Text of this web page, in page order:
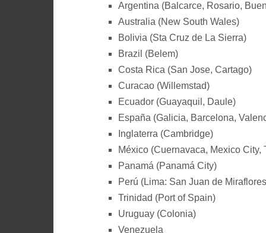
Argentina (Balcarce, Rosario,
Australia (New South Wales)
Bolivia (Sta Cruz de La Sierra)
Brazil (Belem)
Costa Rica (San Jose, Cartago)
Curacao (Willemstad)
Ecuador (Guayaquil, Daule)
España (Galicia, Barcelona,
Inglaterra (Cambridge)
México (Cuernavaca, Mexico City,
Panamá (Panamá City)
Perú (Lima: San Juan de
Trinidad (Port of Spain)
Uruguay (Colonia)
Venezuela